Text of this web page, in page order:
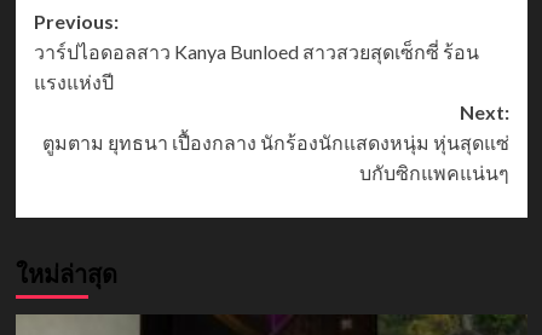
Post
navigation
Previous:
วาร์ปไอดอลสาว Kanya Bunloed สาวสวยสุดเซ็กซี่ ร้อน
แรงแห่งปี
Next:
ตูมตาม ยุทธนา เปื้องกลาง นักร้องนักแสดงหนุ่ม หุ่นสุดแซ่
บกับซิกแพคแน่นๆ
ใหม่ล่าสุด